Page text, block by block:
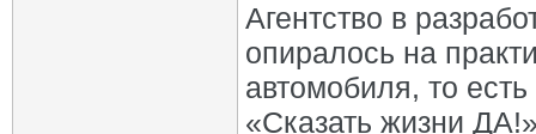
Агентство в
опиралось на
автомобиля, то
«Сказать жизни